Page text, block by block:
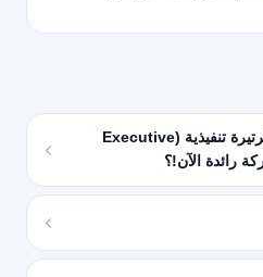
كيف أقدّم على وظيفة وظيفة سكرتيرة تنفيذية (Executive